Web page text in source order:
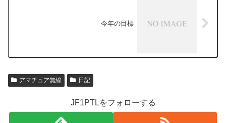
今年の目標
アマチュア無線 日記
JF1PTLをフォローする